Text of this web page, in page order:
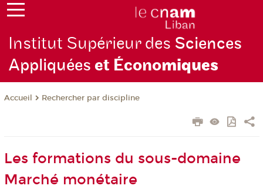
Institut Supérieur des Sciences
Appliquéeset Économiques
Accueil Rechercher par discipline
Les formations du sous-domaine
Marché monétaire